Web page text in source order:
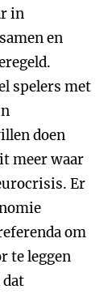
in
en
spelers met
doen
meer waar
Er
om
te leggen